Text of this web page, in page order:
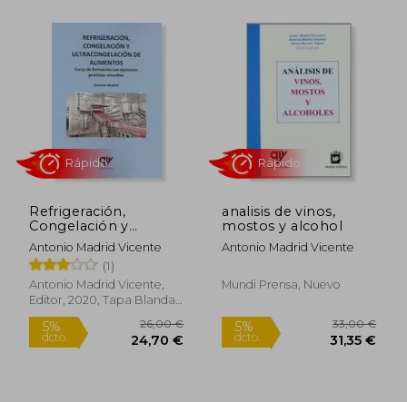
5%
dcto. dcto.
Refrigeración,
Congelación y
Ultracongelación de
Alimentos
Antonio Madrid Vicente
(1)
Antonio Madrid Vicente,
Editor, 2020, Tapa Blanda,
Nuevo
analisis de vinos,
mostos y alcohol
Antonio Madrid Vicente
Mundi Prensa, Nuevo